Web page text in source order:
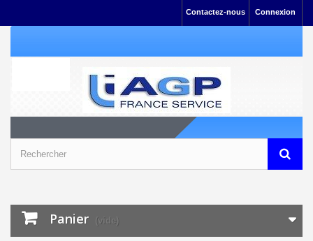
Connexion
Contactez-nous
Panier (vide)